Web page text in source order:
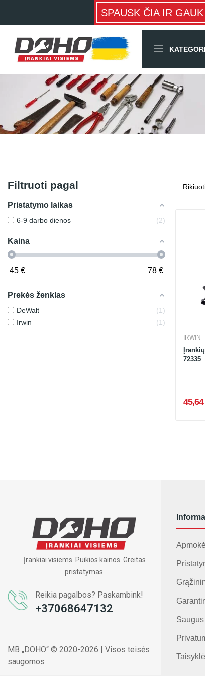
SPAUSK ČIA IR
Filtruoti pagal
Pristatymo laikas
6-9 darbo dienos 2
Kaina
45 € 78€
Prekės ženklas
DeWalt
1
Irwin
1
IRWIN
72335
45,64
Įrankiai visiems. Puikios kainos. Greitas
pristatymas.
Reikia pagalbos? Paskambink!
+37068647132
MB „DOHO“ © 2020-2026 | Visos teisės
saugomos